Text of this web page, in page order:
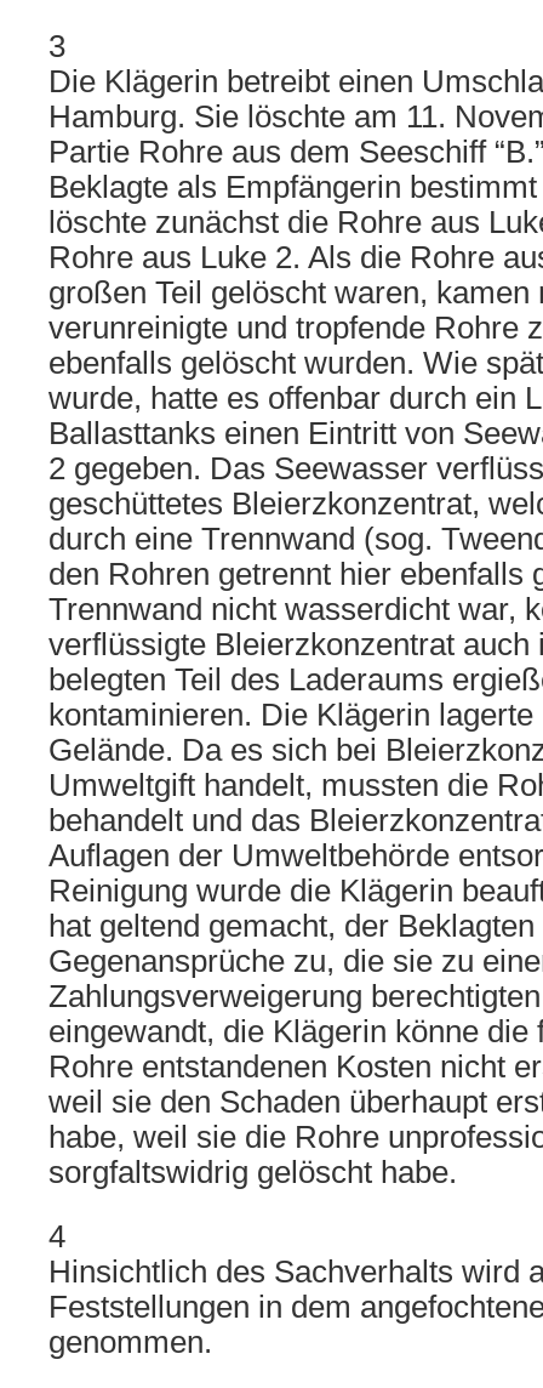
3
Die Klägerin betreibt einen
Hamburg. Sie löschte am 11.
Partie Rohre aus dem Seeschiff
Beklagte als Empfängerin
löschte zunächst die Rohre aus
Rohre aus Luke 2. Als die Rohre
großen Teil gelöscht waren, kamen
verunreinigte und tropfende Rohre
ebenfalls gelöscht wurden. Wie
wurde, hatte es offenbar durch ein
Ballasttanks einen Eintritt von
2 gegeben. Das Seewasser
geschüttetes Bleierzkonzentrat,
durch eine Trennwand (sog.
den Rohren getrennt hier ebenfalls
Trennwand nicht wasserdicht war,
verflüssigte Bleierzkonzentrat auch
belegten Teil des Laderaums
kontaminieren. Die Klägerin
Gelände. Da es sich bei
Umweltgift handelt, mussten die
behandelt und das
Auflagen der Umweltbehörde
Reinigung wurde die Klägerin
hat geltend gemacht, der
Gegenansprüche zu, die sie zu
Zahlungsverweigerung
eingewandt, die Klägerin könne die
Rohre entstandenen Kosten nicht
weil sie den Schaden überhaupt
habe, weil sie die Rohre
sorgfaltswidrig gelöscht habe.
4
Hinsichtlich des Sachverhalts wird
Feststellungen in dem
genommen.